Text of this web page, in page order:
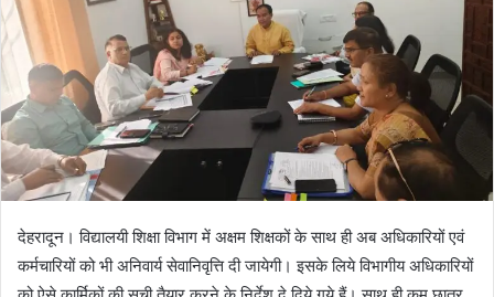
a
i
l
देहरादून। विद्यालयी शिक्षा विभाग में अक्षम शिक्षकों के साथ ही अब अधिकारियों एवं
कर्मचारियों को भी अनिवार्य सेवानिवृत्ति दी जायेगी। इसके लिये विभागीय अधिकारियों